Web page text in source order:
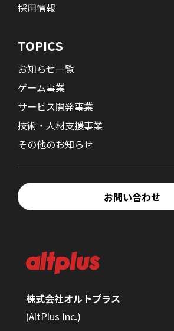
株式会社オルトプラス
(AltPlus Inc.)
採用情報
TOPICS
お知らせ一覧
ゲーム事業
サービス開発事業
技術・人材支援事業
その他のお知らせ
お問い合わせ